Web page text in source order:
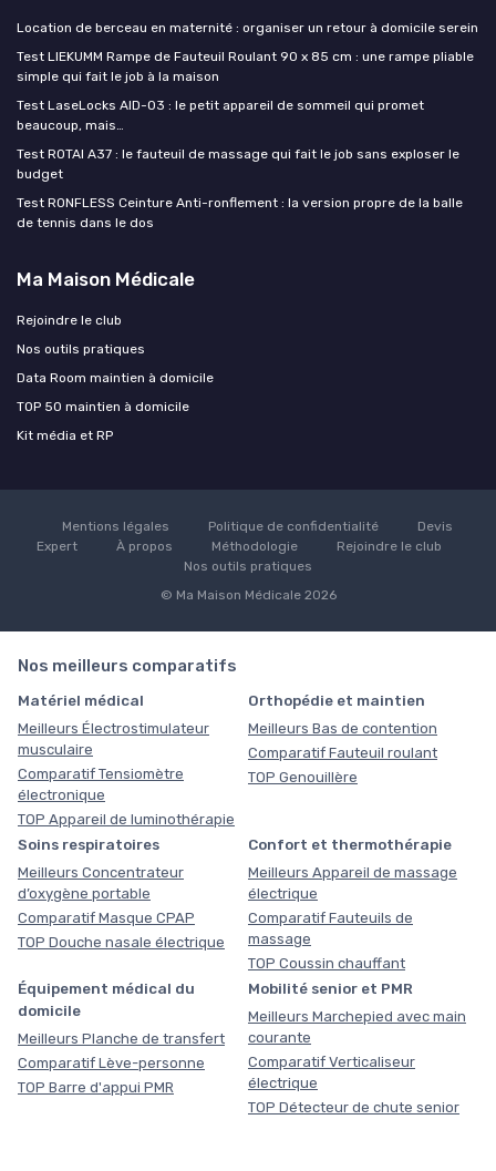
Location de berceau en maternité : organiser un retour à domicile serein
Test LIEKUMM Rampe de Fauteuil Roulant 90 x 85 cm : une rampe pliable
simple qui fait le job à la maison
Test LaseLocks AID-03 : le petit appareil de sommeil qui promet
beaucoup, mais…
Test ROTAI A37 : le fauteuil de massage qui fait le job sans exploser le
budget
Test RONFLESS Ceinture Anti-ronflement : la version propre de la balle
de tennis dans le dos
Ma Maison Médicale
Rejoindre le club
Nos outils pratiques
Data Room maintien à domicile
TOP 50 maintien à domicile
Kit média et RP
Mentions légales Politique de confidentialité
Devis
Expert
À propos Méthodologie
Rejoindre le club
Nos outils pratiques
© Ma Maison Médicale 2026
Nos meilleurs comparatifs
Matériel médical
Meilleurs Électrostimulateur
musculaire
Comparatif Tensiomètre
électronique
TOP Appareil de luminothérapie
Orthopédie et maintien
Meilleurs Bas de contention
Comparatif Fauteuil roulant
TOP Genouillère
Soins respiratoires
Meilleurs Concentrateur
d’oxygène portable
Comparatif Masque CPAP
TOP Douche nasale électrique
Confort et thermothérapie
Meilleurs Appareil de massage
électrique
Comparatif Fauteuils de
massage
TOP Coussin chauffant
Équipement médical du
domicile
Meilleurs Planche de transfert
Comparatif Lève-personne
TOP Barre d'appui PMR
Mobilité senior et PMR
Meilleurs Marchepied avec main
courante
Comparatif Verticaliseur
électrique
TOP Détecteur de chute senior